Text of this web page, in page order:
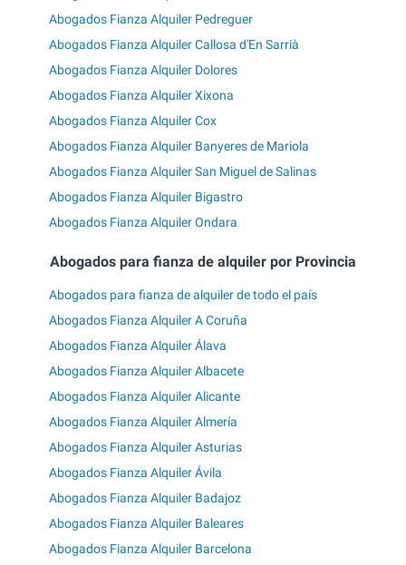
Abogados Fianza Alquiler Pedreguer
Abogados Fianza Alquiler Callosa d'En Sarrià
Abogados Fianza Alquiler Dolores
Abogados Fianza Alquiler Xixona
Abogados Fianza Alquiler Cox
Abogados Fianza Alquiler Banyeres de Mariola
Abogados Fianza Alquiler San Miguel de Salinas
Abogados Fianza Alquiler Bigastro
Abogados Fianza Alquiler Ondara
Abogados para fianza de alquiler por Provincia
Abogados para fianza de alquiler de todo el país
Abogados Fianza Alquiler A Coruña
Abogados Fianza Alquiler Álava
Abogados Fianza Alquiler Albacete
Abogados Fianza Alquiler Alicante
Abogados Fianza Alquiler Almería
Abogados Fianza Alquiler Asturias
Abogados Fianza Alquiler Ávila
Abogados Fianza Alquiler Badajoz
Abogados Fianza Alquiler Baleares
Abogados Fianza Alquiler Barcelona